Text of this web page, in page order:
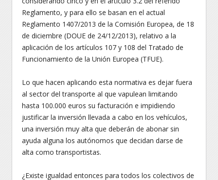
Reglamento, y para ello se basan en el actual
Reglamento 1407/2013 de la Comisión Europea, de 18
de diciembre (DOUE de 24/12/2013), relativo a la
aplicación de los artículos 107 y 108 del Tratado de
Funcionamiento de la Unión Europea (TFUE).
Lo que hacen aplicando esta normativa es dejar fuera
al sector del transporte al que vapulean limitando
hasta 100.000 euros su facturación e impidiendo
justificar la inversión llevada a cabo en los vehículos,
una inversión muy alta que deberán de abonar sin
ayuda alguna los autónomos que decidan darse de
alta como transportistas.
¿Existe igualdad entonces para todos los colectivos de